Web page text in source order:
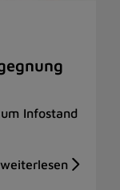
Infostand